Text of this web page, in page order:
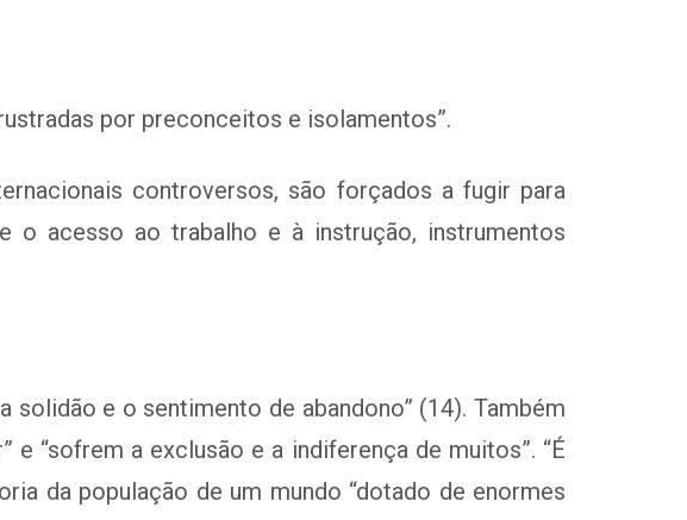
por preconceitos e isolamentos”.
controversos, são forçados a fugir para
o acesso ao trabalho e à instrução, instrumentos
solidão e o sentimento de abandono” (14). Também
“sofrem a exclusão e a indiferença de muitos”. “É
da população de um mundo “dotado de enormes